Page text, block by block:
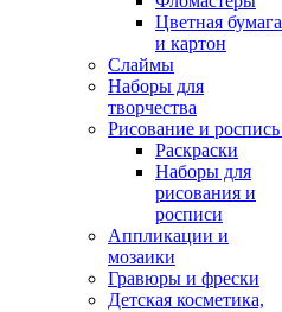
Цветная бумага
и картон
Слаймы
Наборы для
творчества
Рисование и роспись
Раскраски
Наборы для
рисования и
росписи
Аппликации и
мозаики
Гравюры и фрески
Детская косметика,